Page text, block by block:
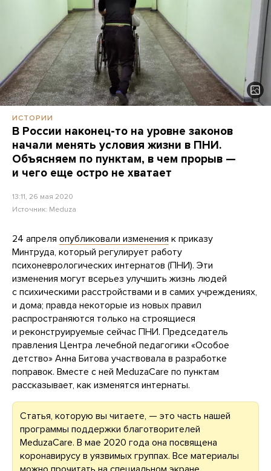
ИСТОРИИ
В России наконец-то на уровне законов
начали менять условия жизни в ПНИ.
Объясняем по пунктам, в чем прорыв —
и чего еще остро не хватает
13:11, 26 мая 2020
Источник: Meduza
24 апреля опубликовали изменения к приказу
Минтруда, который регулирует работу
психоневрологических интернатов (ПНИ). Эти
изменения могут всерьез улучшить жизнь людей
с психическими расстройствами и в самих учреждениях,
и дома; правда некоторые из новых правил
распространяются только на строящиеся
и реконструируемые сейчас ПНИ. Председатель
правления Центра лечебной педагогики «Особое
детство» Анна Битова участвовала в разработке
поправок. Вместе с ней MeduzaCare по пунктам
рассказывает, как изменятся интернаты.
Статья, которую вы читаете, — это часть нашей
программы поддержки благотворителей
MeduzaCare. В мае 2020 года она посвящена
коронавирусу в уязвимых группах. Все материалы